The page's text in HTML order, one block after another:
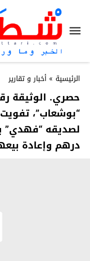
الرئيسية » أخبار و تقارير
درهم وإعادة بيعها ب2400 درهم